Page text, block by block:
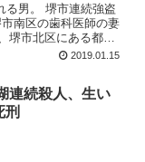
る男。 堺市連続強盗
南区の歯科医師の妻
堺市北区にある都銀
2019.01.15
連続殺人、生い
刑